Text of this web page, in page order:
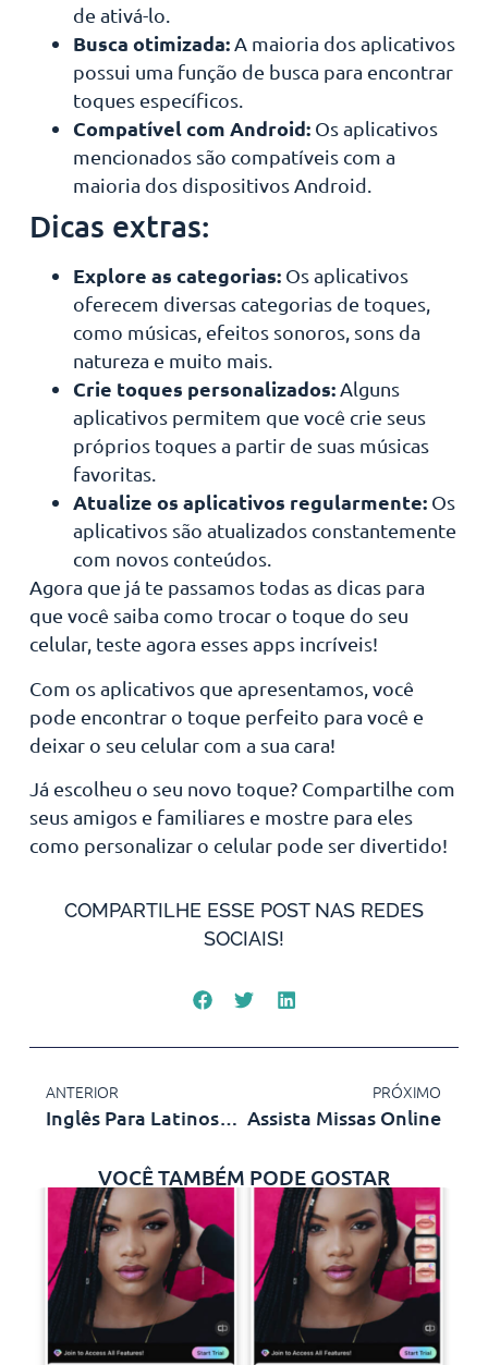
de ativá-lo.
Busca otimizada:A maioria dos aplicativos
possui uma função de busca para encontrar
toques específicos.
Compatível com Android:Os aplicativos
mencionados são compatíveis com a
maioria dos dispositivos Android.
Dicas extras:
Explore as categorias:Os aplicativos
oferecem diversas categorias de toques,
como músicas, efeitos sonoros, sons da
natureza e muito mais.
Crie toques personalizados:Alguns
aplicativos permitem que você crie seus
próprios toques a partir de suas músicas
favoritas.
Atualize os aplicativos regularmente:Os
aplicativos são atualizados constantemente
com novos conteúdos.
Agora que já te passamos todas as dicas para
que você saiba como trocar o toque do seu
celular, teste agora esses apps incríveis!
Com os aplicativos que apresentamos, você
pode encontrar o toque perfeito para você e
deixar o seu celular com a sua cara!
Já escolheu o seu novo toque? Compartilhe com
seus amigos e familiares e mostre para eles
como personalizar o celular pode ser divertido!
COMPARTILHE ESSE POST NAS REDES
SOCIAIS!
ANTERIOR
Inglês Para Latinos: Os Melhores Apps Para Você!
PRÓXIMO
Assista Missas Online
VOCÊ TAMBÉM PODE GOSTAR